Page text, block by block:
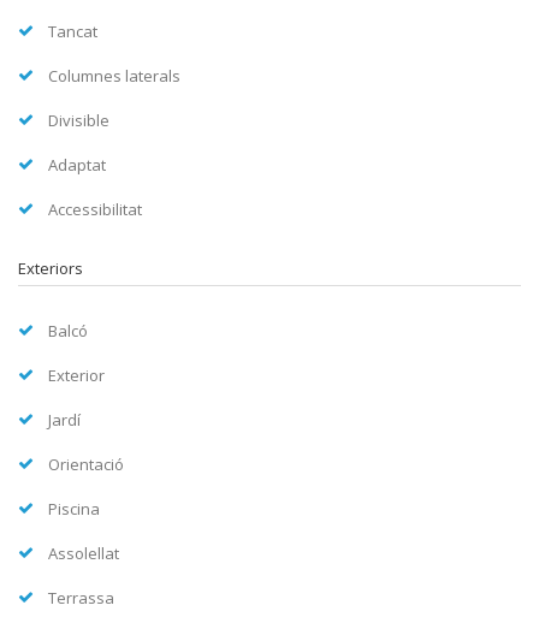
Tancat
Columnes laterals
Divisible
Adaptat
Accessibilitat
Exteriors
Balcó
Exterior
Jardí
Orientació
Piscina
Assolellat
Terrassa